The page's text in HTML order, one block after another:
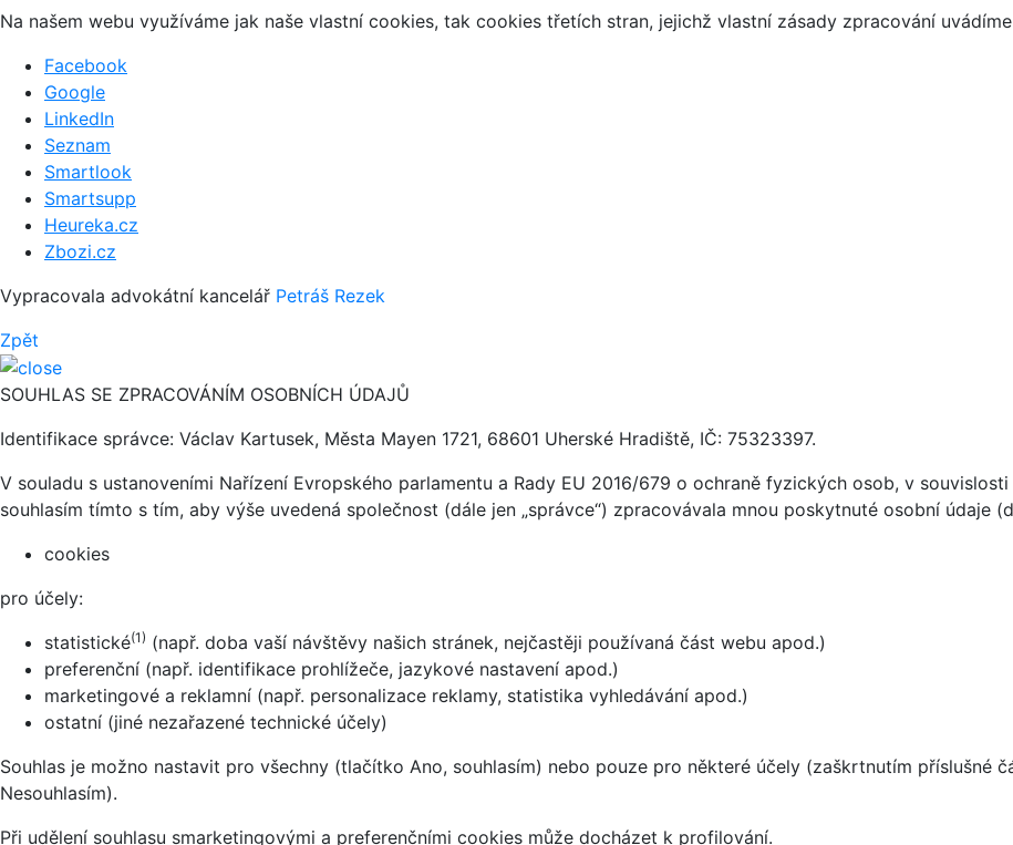
Na našem webu využíváme jak naše vlastní cookies, tak cookies třetích stran, jejichž vlastní zásady zpracování
Facebook
Google
LinkedIn
Seznam
Smartlook
Smartsupp
Heureka.cz
Zbozi.cz
Vypracovala advokátní kancelář Petráš Rezek
Zpět
SOUHLAS SE ZPRACOVÁNÍM OSOBNÍCH ÚDAJŮ
Identifikace správce: Václav Kartusek, Města Mayen 1721, 68601 Uherské Hradiště, IČ: 75323397.
V souladu s ustanoveními Nařízení Evropského parlamentu a Rady EU 2016/679 o ochraně fyzických osob, v
souhlasím tímto s tím, aby výše uvedená společnost (dále jen „správce“) zpracovávala mnou poskytnuté osobní údaje
cookies
pro účely:
statistické(1) (např. doba vaší návštěvy našich stránek, nejčastěji používaná část webu apod.)
preferenční (např. identifikace prohlížeče, jazykové nastavení apod.)
marketingové a reklamní (např. personalizace reklamy, statistika vyhledávání apod.)
ostatní (jiné nezařazené technické účely)
Souhlas je možno nastavit pro všechny (tlačítko Ano, souhlasím) nebo pouze pro některé účely (zaškrtnutím příslušné
Nesouhlasím).
Při udělení souhlasu smarketingovými a preferenčními cookies může docházet k profilování.